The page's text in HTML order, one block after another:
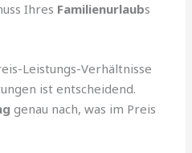
Ihres Familienurlaubs
Leistungs-Verhältnisse
ist entscheidend.
genau nach, was im Preis